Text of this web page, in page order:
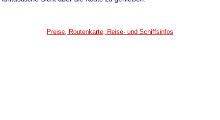
Preise, Routenkarte, Reise- und Schiffsinfos